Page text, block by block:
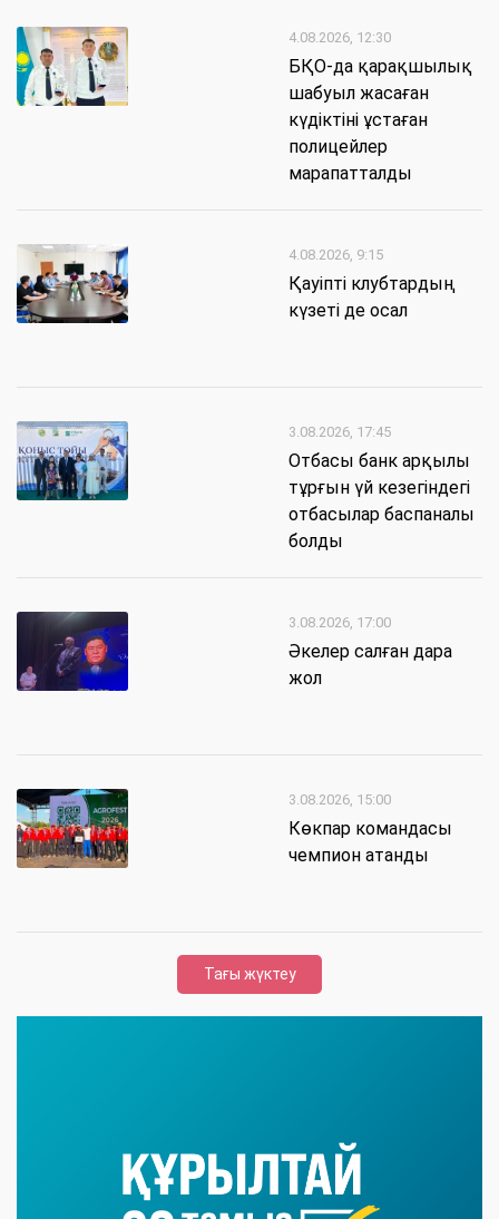
4.08.2026, 12:30
БҚО-да қарақшылық
шабуыл жасаған
күдіктіні ұстаған
полицейлер
марапатталды
4.08.2026, 9:15
Қауіпті клубтардың
күзеті де осал
3.08.2026, 17:45
Отбасы банк арқылы
тұрғын үй кезегіндегі
отбасылар баспаналы
болды
3.08.2026, 17:00
Әкелер салған дара
жол
3.08.2026, 15:00
Көкпар командасы
чемпион атанды
Тағы жүктеу